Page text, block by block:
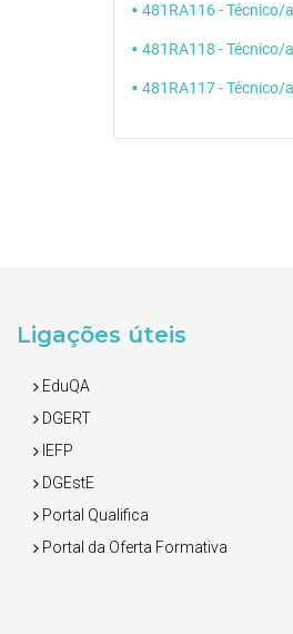
481RA116 - Técnico/
481RA118 - Técnico/
481RA117 - Técnico/
Ligações úteis
EduQA
DGERT
IEFP
DGEstE
Portal Qualifica
Portal da Oferta Formativa